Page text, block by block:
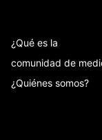
¿Qué es la
comunidad de
¿Quiénes somos?